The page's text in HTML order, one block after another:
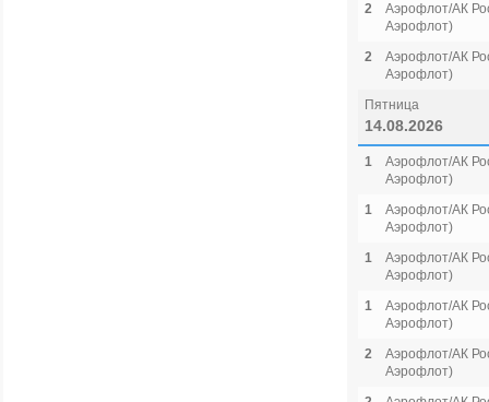
2
Аэрофлот/АК
Аэрофлот)
2
Аэрофлот/АК
Аэрофлот)
Пятница
14.08.2026
1
Аэрофлот/АК
Аэрофлот)
1
Аэрофлот/АК
Аэрофлот)
1
Аэрофлот/АК
Аэрофлот)
1
Аэрофлот/АК
Аэрофлот)
2
Аэрофлот/АК
Аэрофлот)